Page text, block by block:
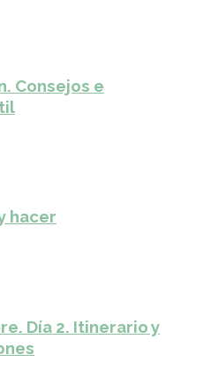
Consejos e
hacer
Día 2. Itinerario y